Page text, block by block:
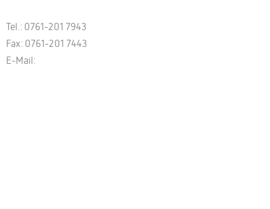
Tel.: 0761-201 7943
Fax: 0761-201 7443
E-Mail: